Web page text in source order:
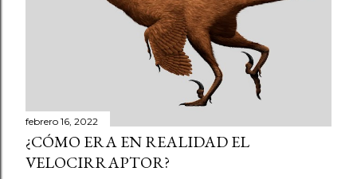
febrero 16, 2022
¿CÓMO ERA EN REALIDAD EL
VELOCIRRAPTOR?